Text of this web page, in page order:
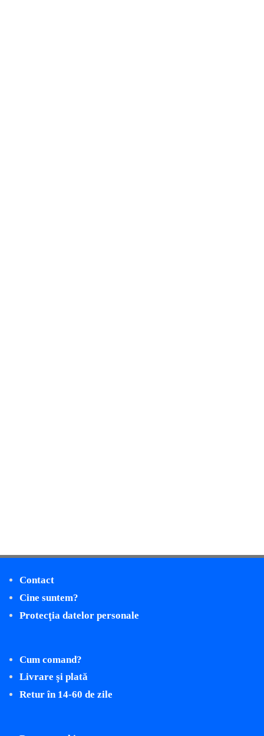
Contact
Cine suntem?
Protecţia datelor personale
Cum comand?
Livrare şi plată
Retur în 14-60 de zile